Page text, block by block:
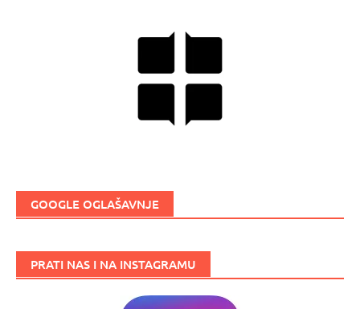
GOOGLE OGLAŠAVNJE
PRATI NAS I NA INSTAGRAMU